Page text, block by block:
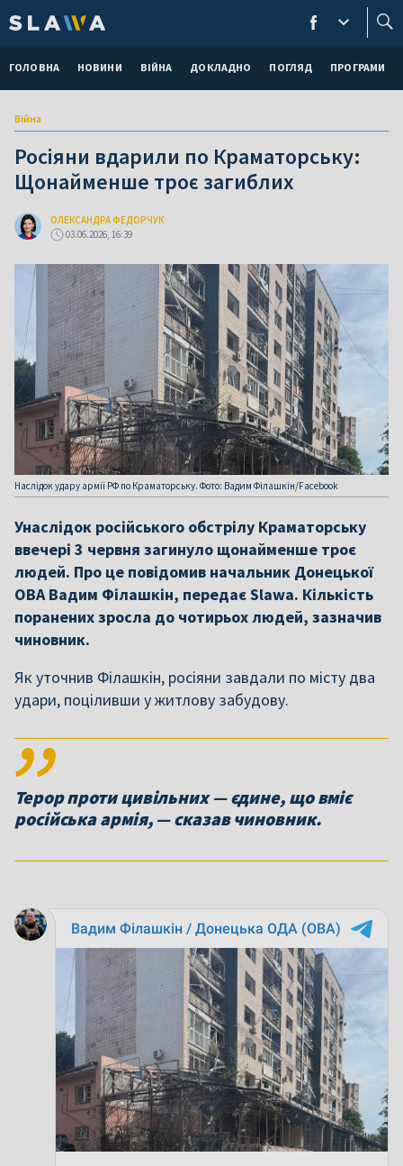
ГОЛОВНА НОВИНИ ВІЙНА ДОКЛАДНО ПОГЛЯД ПРОГРАМИ
Війна
Росіяни вдарили по Краматорську:
Щонайменше троє загиблих
ОЛЕКСАНДРА ФЕДОРЧУК
03.06.2026, 16:39
Наслідок удару армії РФ по Краматорську. Фото: Вадим Філашкін/Facebook
Унаслідок російського обстрілу Краматорську
ввечері 3 червня загинуло щонайменше троє
людей. Про це повідомив начальник Донецької
ОВА Вадим Філашкін, передає Slawa. Кількість
поранених зросла до чотирьох людей, зазначив
чиновник.
Як уточнив Філашкін, росіяни завдали по місту два
удари, поціливши у житлову забудову.
Терор проти цивільних — єдине, що вміє
російська армія, — сказав чиновник.